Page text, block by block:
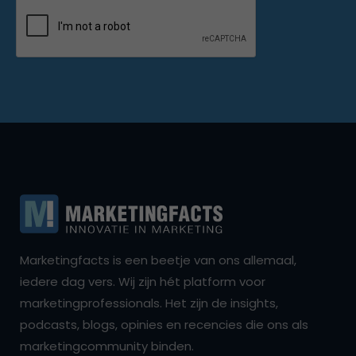
Marketingfacts is een beetje van ons allemaal,
iedere dag vers. Wij zijn hét platform voor
marketingprofessionals. Het zijn de insights,
podcasts, blogs, opinies en recencies die ons als
marketingcommunity binden.